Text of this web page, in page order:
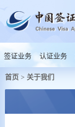
签证业务 认证业务
首页 > 关于我们